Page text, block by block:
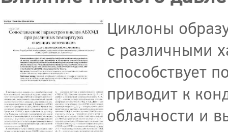
Циклоны
с различными
способствует
приводит к
облачности и